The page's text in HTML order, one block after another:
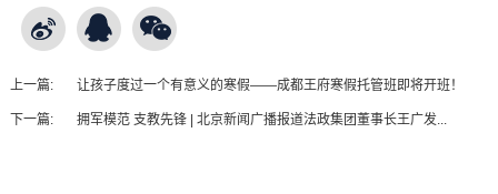
上一篇: 让孩子度过一个有意义的寒假——成都王府寒假托管班即将开班！
下一篇: 拥军模范 支教先锋 | 北京新闻广播报道法政集团董事长王广发...